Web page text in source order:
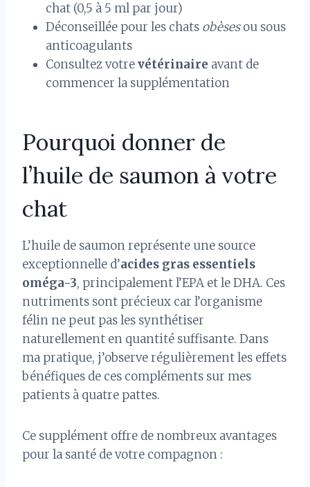
chat (0,5 à 5 ml par jour)
Déconseillée pour les chats obèsesou sous
anticoagulants
Consultez votrevétérinaire avant de
commencer la supplémentation
Pourquoi donner de
l’huile de saumon à votre
chat
L’huile de saumon représente une source
exceptionnelle d’acides gras essentiels
oméga-3, principalement l’EPA et le DHA. Ces
nutriments sont précieux car l’organisme
félin ne peut pas les synthétiser
naturellement en quantité suffisante. Dans
ma pratique, j’observe régulièrement les effets
bénéfiques de ces compléments sur mes
patients à quatre pattes.
Ce supplément offre de nombreux avantages
pour la santé de votre compagnon :